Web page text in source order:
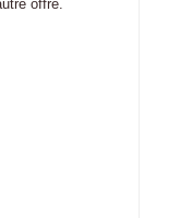
offre.